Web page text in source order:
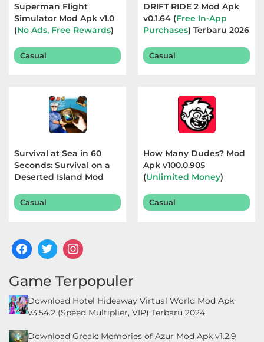
Superman Flight
Simulator Mod Apk v1.0
(No Ads, Free Rewards)
Casual
DRIFT RIDE 2 Mod Apk
v0.1.64 (Free In-App
Purchases) Terbaru 2026
Casual
Survival at Sea in 60
Seconds: Survival on a
Deserted Island Mod
Rewards
Casual
How Many Dudes? Mod
Apk v100.0.905
(Unlimited Money)
Casual
Game Terpopuler
Download Hotel Hideaway Virtual World Mod Apk
v3.54.2 (Speed Multiplier, VIP) Terbaru 2024
Download Greak: Memories of Azur Mod Apk v1.2.9